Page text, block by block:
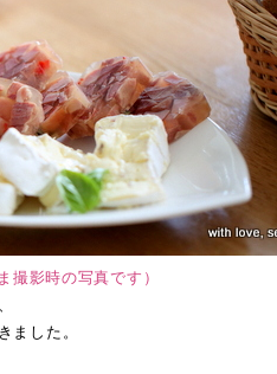
影時の写真です）
ました。